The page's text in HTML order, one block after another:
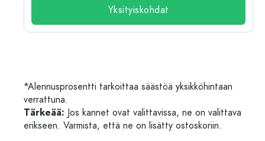
Yksityiskohdat
*Alennusprosentti tarkoittaa säästöä yksikköhintaan
verrattuna.
Tärkeää: Jos kannet ovat valittavissa, ne on valittava
erikseen. Varmista, että ne on lisätty ostoskoriin.